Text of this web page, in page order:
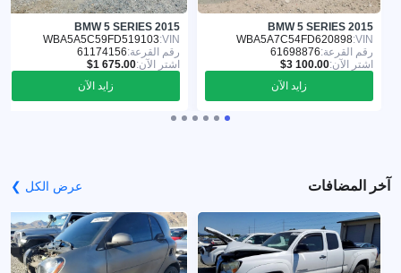
BMW 5 SERIES 2015
VIN:
WBA5A7C54FD620898
رقم القرعة:61698876
اشترِ الآن:
زايد الآن
BMW 5 SERIES 2015
VIN:
WBA5A5C59FD519103
رقم القرعة:61174156
اشترِ الآن:
زايد الآن
آخر المضافات عرض الكل ❯